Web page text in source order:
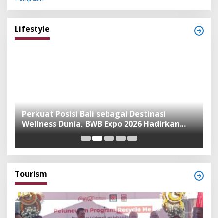
Lifestyle
Perkuat Posisi Bali sebagai Destinasi
Wellness Dunia, BWB Expo 2026 Hadirkan
Exhibitor Nasional dan Global
Tourism